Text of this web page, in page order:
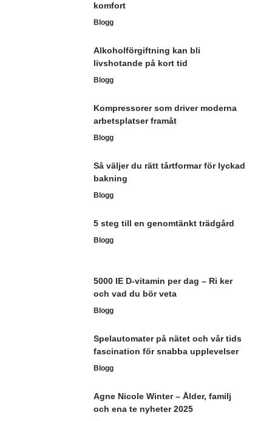
komfort
Blogg
Alkoholförgiftning kan bli
livshotande på kort tid
Blogg
Kompressorer som driver moderna
arbetsplatser framåt
Blogg
Så väljer du rätt tårtformar för lyckad
bakning
Blogg
5 steg till en genomtänkt trädgård
Blogg
5000 IE D-vitamin per dag – Ri ker
och vad du bör veta
Blogg
Spelautomater på nätet och vår tids
fascination för snabba upplevelser
Blogg
Agne Nicole Winter – Ålder, familj
och ena te nyheter 2025